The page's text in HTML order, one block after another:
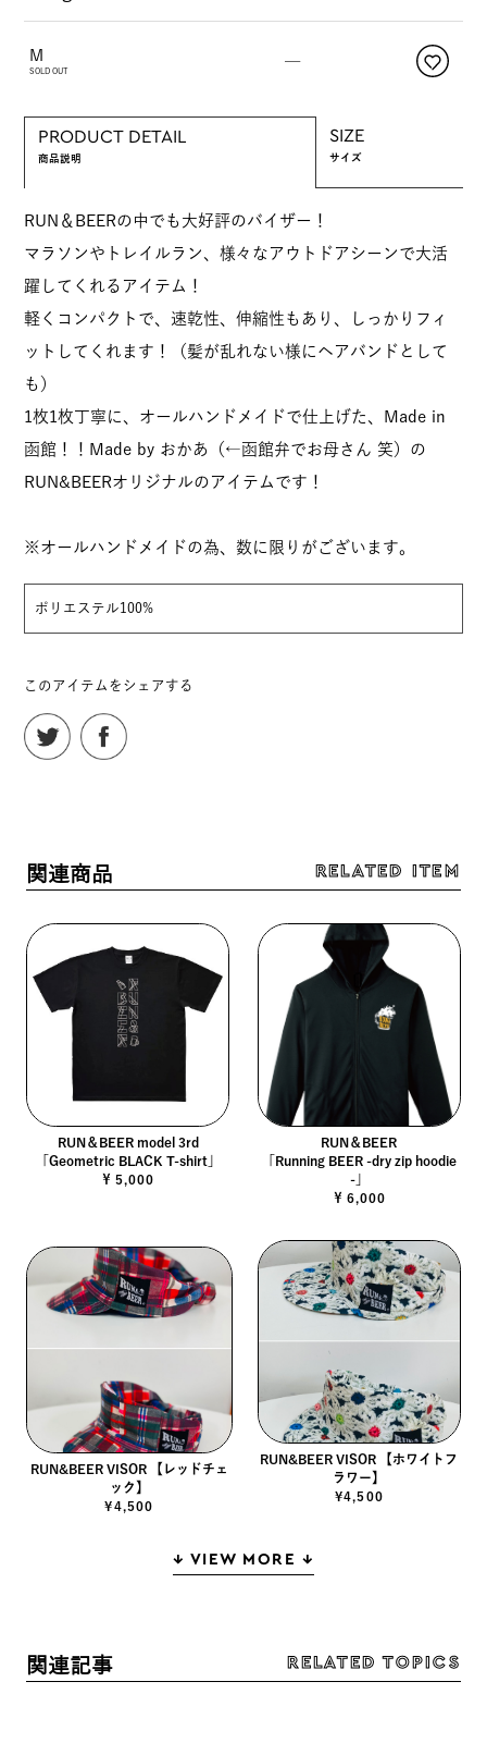
M
SOLD OUT
—
PRODUCT DETAIL
商品説明
SIZE
サイズ
RUN＆BEERの中でも大好評のバイザー！
マラソンやトレイルラン、様々なアウトドアシーンで大活
躍してくれるアイテム！
軽くコンパクトで、速乾性、伸縮性もあり、しっかりフィ
ットしてくれます！（髪が乱れない様にヘアバンドとして
も）
1枚1枚丁寧に、オールハンドメイドで仕上げた、Made in
函館！！Made by おかあ（←函館弁でお母さん 笑）の
RUN&BEERオリジナルのアイテムです！
※オールハンドメイドの為、数に限りがございます。
ポリエステル100%
このアイテムをシェアする
関連商品 RELATED ITEM
RUN＆BEER model 3rd
「Geometric BLACK T-shirt」
￥5,000
RUN＆BEER
「Running BEER -dry zip hoodie
-」
￥6,000
RUN&BEER VISOR 【レッドチェ
ック】
¥4,500
RUN&BEER VISOR 【ホワイトフ
ラワー】
¥4,500
↓ VIEW MORE ↓
関連記事 RELATED TOPICS